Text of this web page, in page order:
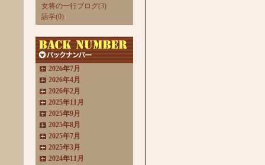
女将の一行ブログ(3)
語学(0)
2026年7月
2026年4月
2026年2月
2025年11月
2025年9月
2025年8月
2025年7月
2025年3月
2024年11月